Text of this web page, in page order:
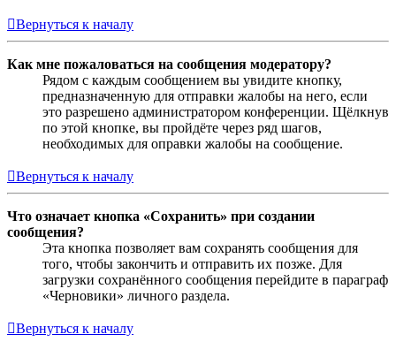
Вернуться к началу
Как мне пожаловаться на сообщения модератору?
Рядом с каждым сообщением вы увидите кнопку,
предназначенную для отправки жалобы на него, если
это разрешено администратором конференции. Щёлкнув
по этой кнопке, вы пройдёте через ряд шагов,
необходимых для оправки жалобы на сообщение.
Вернуться к началу
Что означает кнопка «Сохранить» при создании
сообщения?
Эта кнопка позволяет вам сохранять сообщения для
того, чтобы закончить и отправить их позже. Для
загрузки сохранённого сообщения перейдите в параграф
«Черновики» личного раздела.
Вернуться к началу